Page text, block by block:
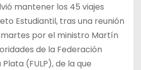
mantener los 45 viajes
Estudiantil, tras una reunión
por el ministro Martín
de la Federación
(FULP), de la que